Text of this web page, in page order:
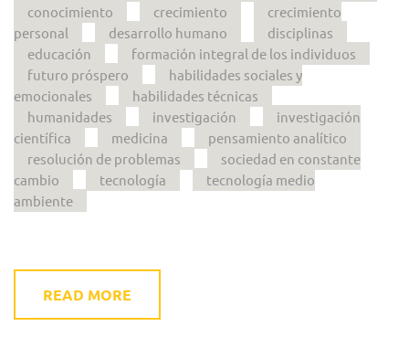
conocimiento
crecimiento
crecimiento
personal
desarrollo humano
disciplinas
educación
formación integral de los individuos
futuro próspero
habilidades sociales y
emocionales
habilidades técnicas
humanidades
investigación
investigación
científica
medicina
pensamiento analítico
resolución de problemas
sociedad en constante
cambio
tecnología
tecnología medio
ambiente
READ MORE